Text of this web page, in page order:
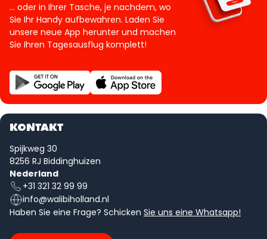
... oder in Ihrer Tasche, je nachdem, wo
Sie Ihr Handy aufbewahren. Laden Sie
unsere neue App herunter und machen
Sie Ihren Tagesausflug komplett!
KONTAKT
Spijkweg 30
8256 RJ Biddinghuizen
Nederland
+31 321 32 99 99
info@walibiholland.nl
Haben Sie eine Frage? Schicken Sie uns eine Whatsapp!